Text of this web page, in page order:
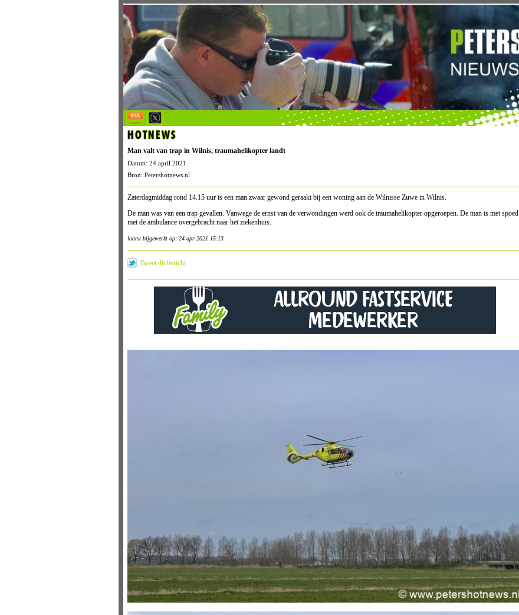
HOTNEWS
Man valt van trap in Wilnis, traumahelikopter landt
Datum: 24 april 2021
Bron: Petershotnews.nl
Zaterdagmiddag rond 14.15 uur is een man zwaar gewond geraakt bij een woning aan de Wilnisse Zuwe in Wilnis.
De man was van een trap gevallen. Vanwege de ernst van de verwondingen werd ook de traumahelikopter opgeroepen. De man is met spoed
met de ambulance overgebracht naar het ziekenhuis.
laatst bijgewerkt op: 24 apr 2021 15:13
Tweet dit bericht